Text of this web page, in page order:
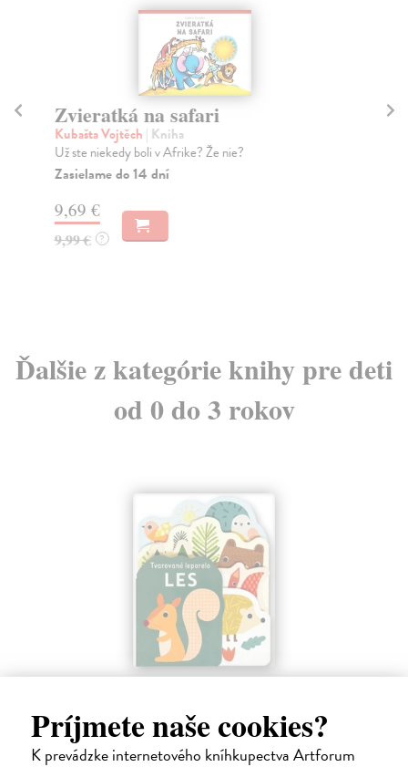
Príjmete naše cookies?
K prevádzke internetového kníhkupectva Artforum
Zvieratká na safari
Kubašta Vojtěch | Kniha
Už ste niekedy boli v Afrike? Že nie?
Zasielame do 14 dní
9,69 €
9,99 € ?
Ďalšie z kategórie knihy pre deti
od 0 do 3 rokov
Payne Sally
Táto knižka s veselými obrázkami a rôzne tvarovanými stránkami
zaujme malé deti a zoznámi ich so životom v lese.